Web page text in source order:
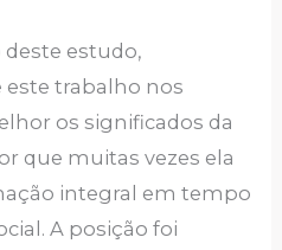
estudo,
trabalho nos
os significados da
que muitas vezes ela
integral em tempo
A posição foi